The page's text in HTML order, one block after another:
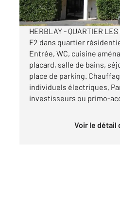
Visiter le site dédié
HERBLAY - QUARTIER
F2 dans quartier
Entrée, WC, cuisine
placard, salle de bains,
place de parking.
individuels électriques.
investisseurs ou primo-
Voir le détail